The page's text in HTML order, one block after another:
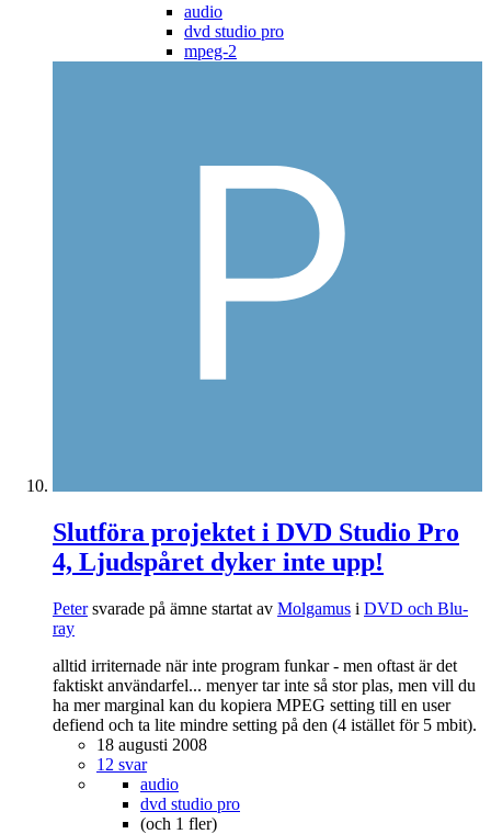
audio
dvd studio pro
mpeg-2
Slutföra projektet i DVD Studio Pro
4, Ljudspåret dyker inte upp!
Petersvarade på ämne startat av Molgamus i DVD och Blu-
ray
alltid irriternade när inte program funkar - men oftast är det
faktiskt användarfel... menyer tar inte så stor plas, men vill du
ha mer marginal kan du kopiera MPEG setting till en user
defiend och ta lite mindre setting på den (4 istället för 5 mbit).
18 augusti 2008
12 svar
audio
dvd studio pro
(och 1 fler)